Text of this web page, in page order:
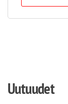
Uutuudet